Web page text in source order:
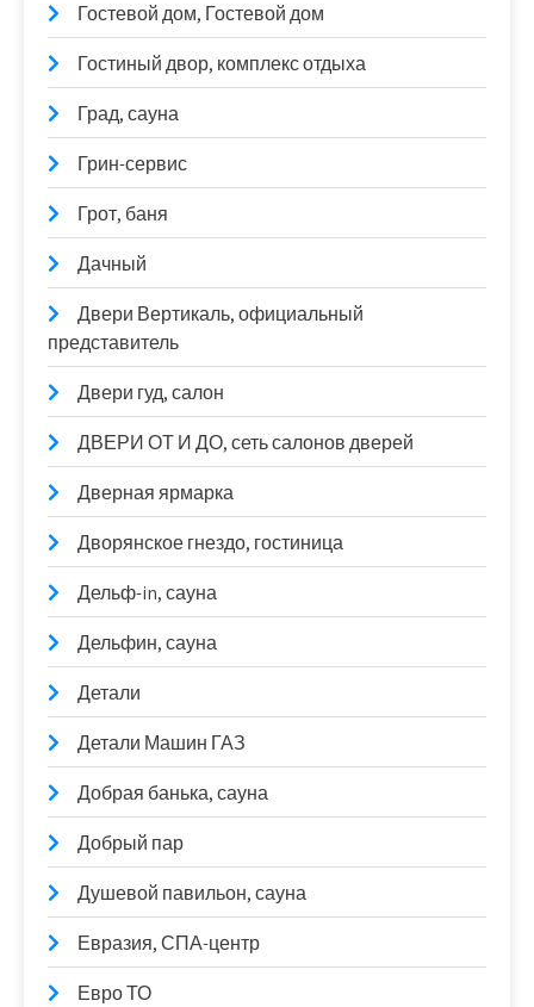
Гостевой дом, Гостевой дом
Гостиный двор, комплекс отдыха
Град, сауна
Грин-сервис
Грот, баня
Дачный
Двери Вертикаль, официальный
представитель
Двери гуд, салон
ДВЕРИ ОТ И ДО, сеть салонов дверей
Дверная ярмарка
Дворянское гнездо, гостиница
Дельф-in, сауна
Дельфин, сауна
Детали
Детали Машин ГАЗ
Добрая банька, сауна
Добрый пар
Душевой павильон, сауна
Евразия, СПА-центр
Евро ТО